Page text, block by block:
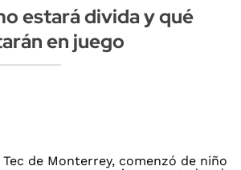
estará divida y qué
en juego